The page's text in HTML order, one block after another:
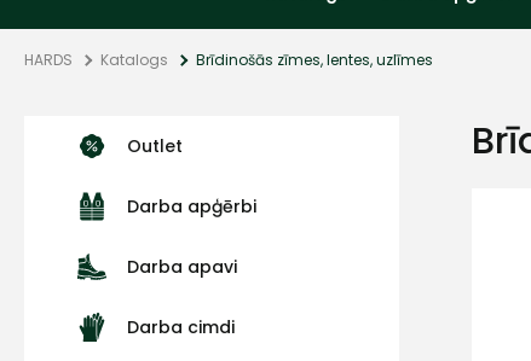
HARDS Katalogs Brīdinošās zīmes, lentes, uzlīmes
Outlet
Darba apģērbi
Darba apavi
Darba cimdi